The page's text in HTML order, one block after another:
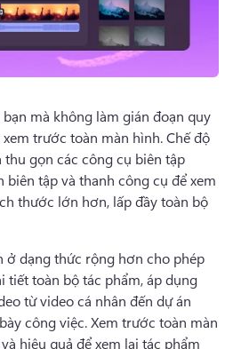
mà không làm gián đoạn quy
trước toàn màn hình. Chế độ
gọn các công cụ biên tập
tập và thanh công cụ để xem
thước lớn hơn, lấp đầy toàn bộ
ở dạng thức rộng hơn cho phép
tiết toàn bộ tác phẩm, áp dụng
từ video cá nhân đến dự án
công việc. Xem trước toàn màn
hiệu quả để xem lại tác phẩm